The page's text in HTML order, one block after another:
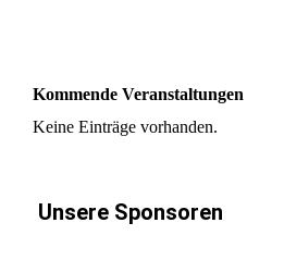
Kommende Veranstaltungen
Keine Einträge vorhanden.
Unsere Sponsoren